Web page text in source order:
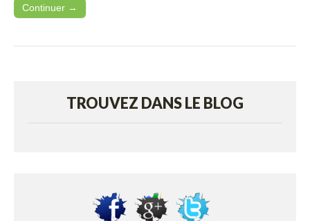
Continuer →
TROUVEZ DANS LE BLOG